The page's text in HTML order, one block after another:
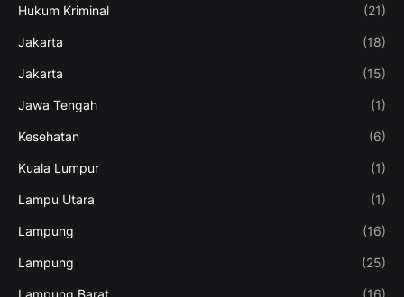
Hukum Kriminal (21)
Jakarta (18)
Jakarta (15)
Jawa Tengah (1)
Kesehatan (6)
Kuala Lumpur (1)
Lampu Utara (1)
Lampung (16)
Lampung (25)